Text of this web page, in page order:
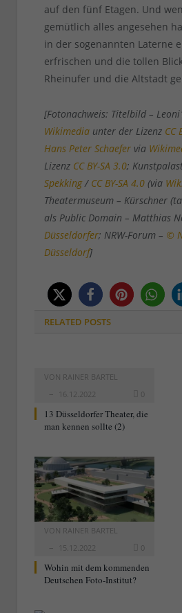
auf den fünf Etagen. Und
gemütlich alles angesehen
in der sogenannten Laterne
erfrischen und die tollen
Rheinufer und die Altstadt
[Fotonachweis: Titelbild –
Wikimediaunter der Lizenz CC
Hans Peter Schaefervia
Lizenz CC BY-SA 3.0;
Spekking/ CC BY-SA 4.0(via
Theatermuseum – Kürschner
als Public Domain – Matthias
Düsseldorfer; NRW-Forum – ©
Düsseldorf]
RELATED POSTS
VON RAINER BARTEL
16.12.2022
0
13 Düsseldorfer Theater, die
man kennen sollte (2)
VON RAINER BARTEL
15.12.2022
0
Wohin mit dem kommenden
Deutschen Foto-Institut?